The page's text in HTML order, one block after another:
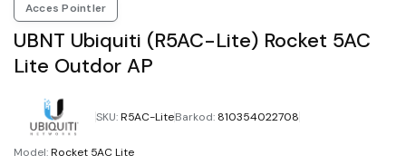
Acces Pointler
UBNT Ubiquiti (R5AC-Lite) Rocket 5AC
Lite Outdor AP
SKU:R5AC-LiteBarkod: 810354022708
Model:Rocket 5AC Lite